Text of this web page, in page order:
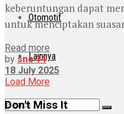
Otomotif
Lainnya
keberuntungan dapat
untuk menciptakan
Read more
by snc 14
18 July 2025
Load More
Don't Miss It